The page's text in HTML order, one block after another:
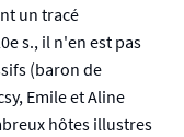
un tracé
s., il n'en est pas
(baron de
Emile et Aline
hôtes illustres